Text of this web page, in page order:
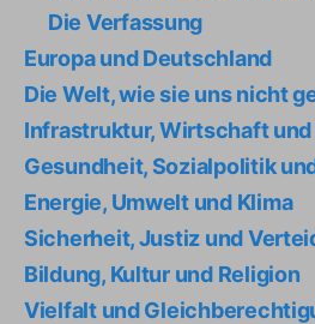
Die Verfassung
Europa und Deutschland
Die Welt, wie sie uns nicht
Infrastruktur, Wirtschaft und
Gesundheit, Sozialpolitik
Energie, Umwelt und Klima
Sicherheit, Justiz und
Bildung, Kultur und Religion
Vielfalt und